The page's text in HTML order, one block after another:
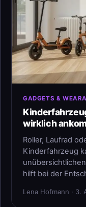
GADGETS &
wirklich
Roller, Laufrad
Kinderfahrzeug
hilft bei der
Lena Hofmann · 3.